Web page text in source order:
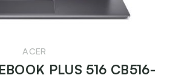
ACER
PLUS 516 CB516-